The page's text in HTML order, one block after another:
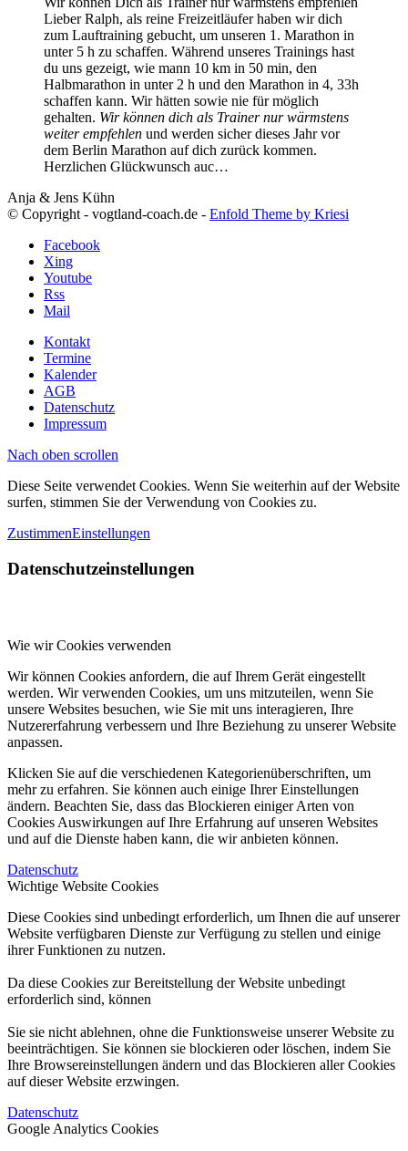
Lieber Ralph, als reine Freizeitläufer haben wir dich
zum Lauftraining gebucht, um unseren 1. Marathon in
unter 5 h zu schaffen. Während unseres Trainings hast
du uns gezeigt, wie mann 10 km in 50 min, den
Halbmarathon in unter 2 h und den Marathon in 4, 33h
schaffen kann. Wir hätten sowie nie für möglich
gehalten. Wir können dich als Trainer nur wärmstens
weiter empfehlen und werden sicher dieses Jahr vor
dem Berlin Marathon auf dich zurück kommen.
Herzlichen Glückwunsch auc…
Anja & Jens Kühn
© Copyright - vogtland-coach.de - Enfold Theme by Kriesi
Facebook
Xing
Youtube
Rss
Mail
Kontakt
Termine
Kalender
AGB
Datenschutz
Impressum
Nach oben scrollen
Diese Seite verwendet Cookies. Wenn Sie weiterhin auf der Website
surfen, stimmen Sie der Verwendung von Cookies zu.
ZustimmenEinstellungen
Datenschutzeinstellungen
Wie wir Cookies verwenden
Wir können Cookies anfordern, die auf Ihrem Gerät eingestellt
werden. Wir verwenden Cookies, um uns mitzuteilen, wenn Sie
unsere Websites besuchen, wie Sie mit uns interagieren, Ihre
Nutzererfahrung verbessern und Ihre Beziehung zu unserer Website
anpassen.
Klicken Sie auf die verschiedenen Kategorienüberschriften, um
mehr zu erfahren. Sie können auch einige Ihrer Einstellungen
ändern. Beachten Sie, dass das Blockieren einiger Arten von
Cookies Auswirkungen auf Ihre Erfahrung auf unseren Websites
und auf die Dienste haben kann, die wir anbieten können.
Datenschutz
Wichtige Website Cookies
Diese Cookies sind unbedingt erforderlich, um Ihnen die auf unserer
Website verfügbaren Dienste zur Verfügung zu stellen und einige
ihrer Funktionen zu nutzen.
Da diese Cookies zur Bereitstellung der Website unbedingt
erforderlich sind, können
Sie sie nicht ablehnen, ohne die Funktionsweise unserer Website zu
beeinträchtigen. Sie können sie blockieren oder löschen, indem Sie
Ihre Browsereinstellungen ändern und das Blockieren aller Cookies
auf dieser Website erzwingen.
Datenschutz
Google Analytics Cookies